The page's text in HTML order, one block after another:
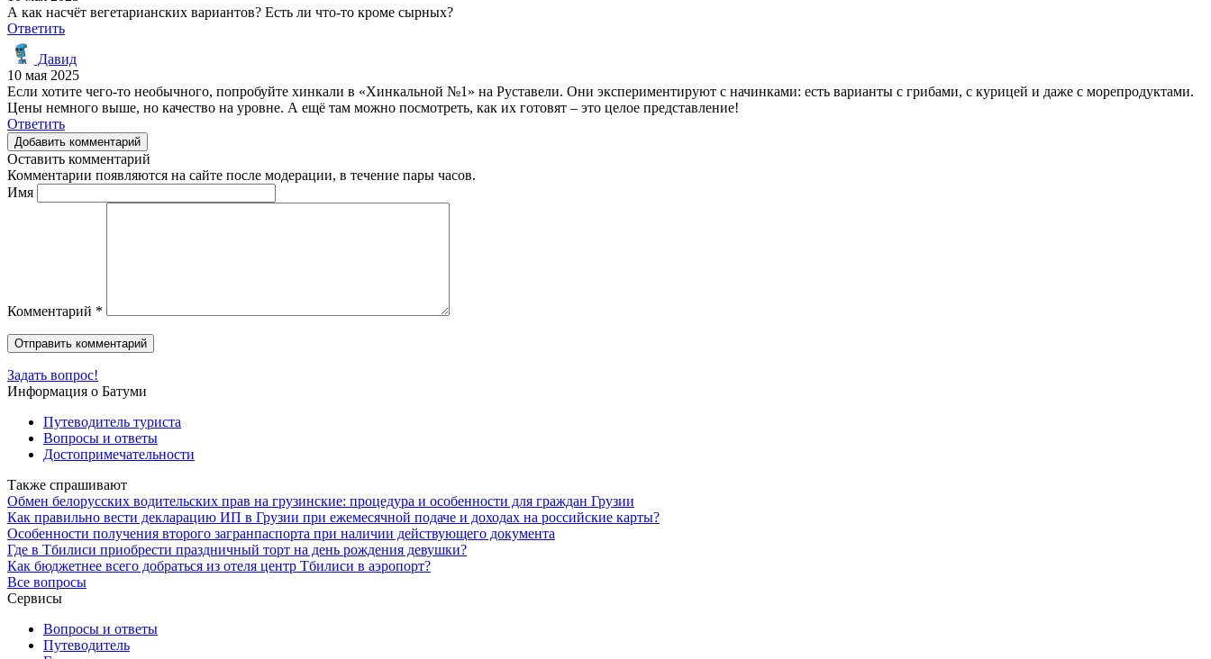
А как насчёт вегетарианских вариантов? Есть ли что-то кроме сырных?
Ответить
Давид
10 мая 2025
Если хотите чего-то необычного, попробуйте хинкали в «Хинкальной №1» на Руставели. Они экспериментируют с начинками: есть варианты с грибами, с курицей и даже с морепродуктами.
Цены немного выше, но качество на уровне. А ещё там можно посмотреть, как их готовят – это целое представление!
Ответить
Добавить комментарий
Оставить комментарий
Комментарии появляются на сайте после модерации, в течение пары часов.
Имя
Комментарий *
Задать вопрос!
Информация о Батуми
Путеводитель туриста
Вопросы и ответы
Достопримечательности
Также спрашивают
Обмен белорусских водительских прав на грузинские: процедура и особенности для граждан Грузии
Как правильно вести декларацию ИП в Грузии при ежемесячной подаче и доходах на российские карты?
Особенности получения второго загранпаспорта при наличии действующего документа
Где в Тбилиси приобрести праздничный торт на день рождения девушки?
Как бюджетнее всего добраться из отеля центр Тбилиси в аэропорт?
Все вопросы
Сервисы
Вопросы и ответы
Путеводитель